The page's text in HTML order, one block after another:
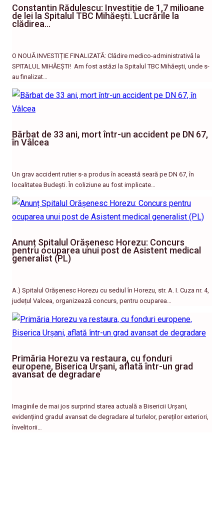
Constantin Rădulescu: Investiție de 1,7 milioane
de lei la Spitalul TBC Mihăești. Lucrările la
clădirea…
O NOUĂ INVESTIȚIE FINALIZATĂ: Clădire medico-administrativă la
SPITALUL MIHĂEȘTI! ​ Am fost astăzi la Spitalul TBC Mihăești, unde s-
au finalizat…
Bărbat de 33 ani, mort într-un accident pe DN 67,
în Vâlcea
Un grav accident rutier s-a produs în această seară pe DN 67, în
localitatea Budești. În coliziune au fost implicate…
Anunț Spitalul Orășenesc Horezu: Concurs
pentru ocuparea unui post de Asistent medical
generalist (PL)
A.) Spitalul Orășenesc Horezu cu sediul în Horezu, str. A. I. Cuza nr. 4,
județul Valcea, organizează concurs, pentru ocuparea…
Primăria Horezu va restaura, cu fonduri
europene, Biserica Urșani, aflată într-un grad
avansat de degradare
Imaginile de mai jos surprind starea actuală a Bisericii Urșani,
evidențiind gradul avansat de degradare al turlelor, pereților exteriori,
învelitorii…